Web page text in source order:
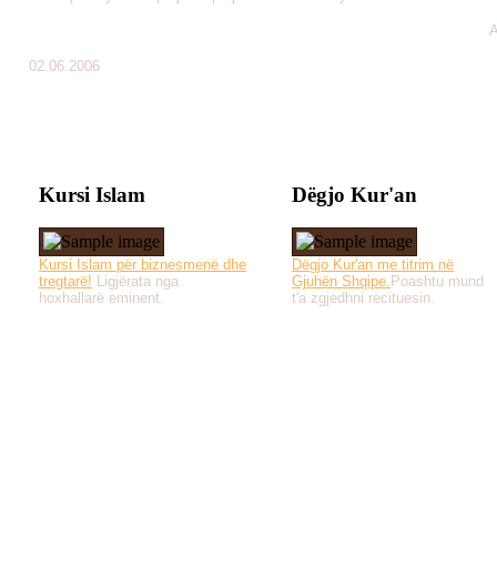
02.06.2006
Kursi Islam
Kursi Islam për biznesmenë dhe
tregtarë! Ligjërata nga
hoxhallarë eminent.
Dëgjo Kur'an
Dëgjo Kur'an me titrim në
Gjuhën Shqipe. Poashtu mund
t'a zgjedhni recituesin.